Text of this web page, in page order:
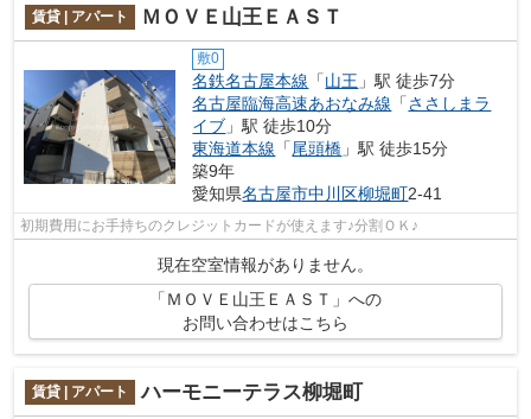
賃貸 | アパート ＭＯＶＥ山王ＥＡＳＴ
敷0
名鉄名古屋本線 「山王 」駅 徒歩7分
名古屋臨海高速あおなみ線 「ささしまラ
イブ 」駅 徒歩10分
東海道本線 「尾頭橋 」駅 徒歩15分
築9年
愛知県名古屋市中川区柳堀町2-41
初期費用にお手持ちのクレジットカードが使えます♪分割ＯＫ♪
現在空室情報がありません。
「ＭＯＶＥ山王ＥＡＳＴ」への
お問い合わせはこちら
賃貸 | アパート ハーモニーテラス柳堀町